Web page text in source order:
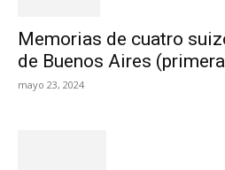
Memorias de cuatro
de Buenos Aires
mayo 23, 2024